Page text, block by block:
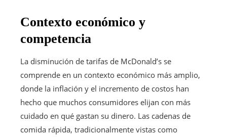
Contexto económico y
competencia
La disminución de tarifas de McDonald’s se
comprende en un contexto económico más amplio,
donde la inflación y el incremento de costos han
hecho que muchos consumidores elijan con más
cuidado en qué gastan su dinero. Las cadenas de
comida rápida, tradicionalmente vistas como